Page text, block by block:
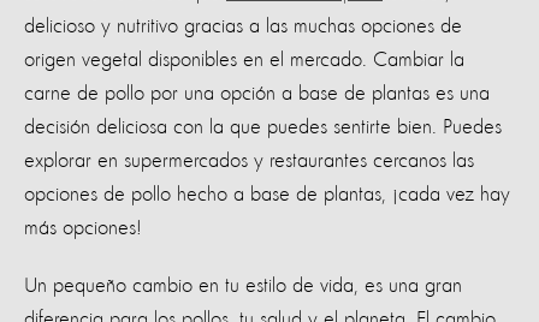
delicioso y nutritivo gracias a las muchas opciones de
origen vegetal disponibles en el mercado. Cambiar la
carne de pollo por una opción a base de plantas es una
decisión deliciosa con la que puedes sentirte bien. Puedes
explorar en supermercados y restaurantes cercanos las
opciones de pollo hecho a base de plantas, ¡cada vez hay
más opciones!
Un pequeño cambio en tu estilo de vida, es una gran